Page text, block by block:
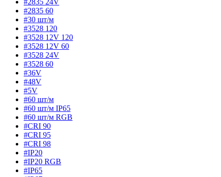
#2835 24V
#2835 60
#30 шт/м
#3528 120
#3528 12V 120
#3528 12V 60
#3528 24V
#3528 60
#36V
#48V
#5V
#60 шт/м
#60 шт/м IP65
#60 шт/м RGB
#CRI 90
#CRI 95
#CRI 98
#IP20
#IP20 RGB
#IP65